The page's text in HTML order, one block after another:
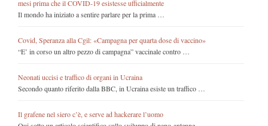
mesi prima che il COVID-19 esistesse ufficialmente
Il mondo ha iniziato a sentire parlare per la prima …
Covid, Speranza alla Cgil: «Campagna per quarta dose di vaccino»
“E’ in corso un altro pezzo di campagna” vaccinale contro …
Neonati uccisi e traffico di organi in Ucraina
Secondo quanto riferito dalla BBC, in Ucraina esiste un traffico …
Il grafene nel siero c’è, e serve ad hackerare l’uomo